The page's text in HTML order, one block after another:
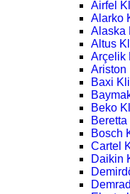
Airfel
Alarko
Alaska
Altus
Arçelik
Ariston
Baxi
Beko
Bosch
Cartel
Daikin